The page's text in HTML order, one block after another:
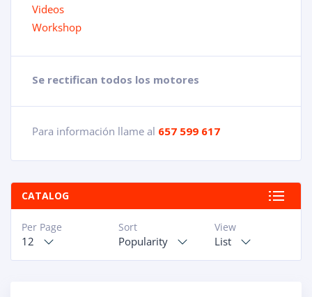
Videos
Workshop
Se rectifican todos los motores
Para información llame al 657 599 617
CATALOG
View
List
Sort
Popularity
Per Page
12